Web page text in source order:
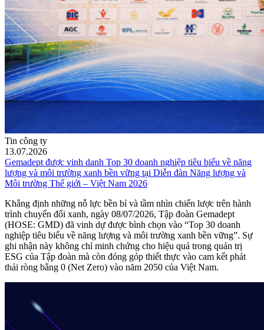
Tin công ty
13.07.2026
Gemadept được vinh danh Top 30 doanh nghiệp tiêu biểu về năng
lượng và môi trường xanh bền vững tại Diễn đàn Năng lượng và
Môi trường Thế giới – Việt Nam 2026
Khẳng định những nỗ lực bền bỉ và tầm nhìn chiến lược trên hành
trình chuyển đổi xanh, ngày 08/07/2026, Tập đoàn Gemadept
(HOSE: GMD) đã vinh dự được bình chọn vào “Top 30 doanh
nghiệp tiêu biểu về năng lượng và môi trường xanh bền vững”. Sự
ghi nhận này không chỉ minh chứng cho hiệu quả trong quản trị
ESG của Tập đoàn mà còn đóng góp thiết thực vào cam kết phát
thải ròng bằng 0 (Net Zero) vào năm 2050 của Việt Nam.